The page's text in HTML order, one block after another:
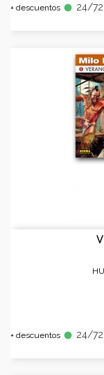
+ descuentos fiber_manual_record 24/
+ descuentos fiber_manual_record 24/